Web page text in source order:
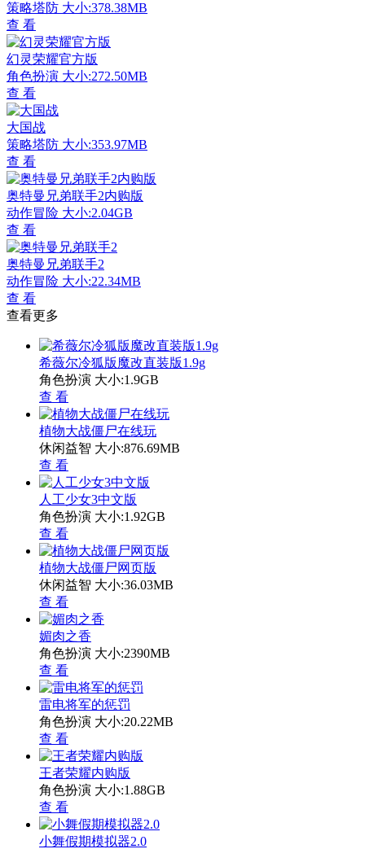
策略塔防 大小:378.38MB
查 看
幻灵荣耀官方版
角色扮演 大小:272.50MB
查 看
大国战
策略塔防 大小:353.97MB
查 看
奥特曼兄弟联手2内购版
动作冒险 大小:2.04GB
查 看
奥特曼兄弟联手2
动作冒险 大小:22.34MB
查 看
查看更多
希薇尔冷狐版魔改直装版1.9g
角色扮演 大小:1.9GB
查 看
植物大战僵尸在线玩
休闲益智 大小:876.69MB
查 看
人工少女3中文版
角色扮演 大小:1.92GB
查 看
植物大战僵尸网页版
休闲益智 大小:36.03MB
查 看
媚肉之香
角色扮演 大小:2390MB
查 看
雷电将军的惩罚
角色扮演 大小:20.22MB
查 看
王者荣耀内购版
角色扮演 大小:1.88GB
查 看
小舞假期模拟器2.0